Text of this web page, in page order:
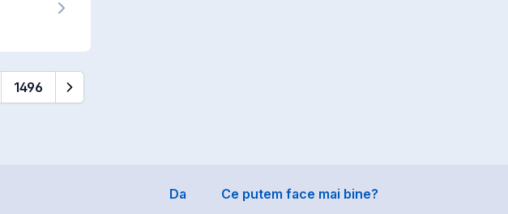
1496
Pagina următoare
Da Ce putem face mai bine?